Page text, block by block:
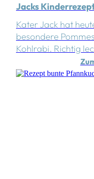
Jacks
Kater Jack hat
besondere
Kohlrabi. Richtig